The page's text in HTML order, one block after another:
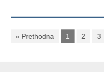
« Prethodna 1 2 3